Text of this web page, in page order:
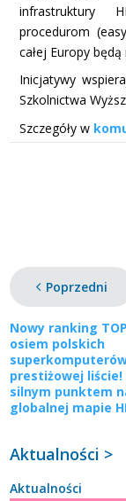
infrastruktury
procedurom
całej Europy
Inicjatywy
Szkolnictwa
Szczegóły w
Poprzedni
Nowy ranking
osiem polskich
prestiżowej liście!
silnym punktem
globalnej mapie
Aktualności >
Aktualności